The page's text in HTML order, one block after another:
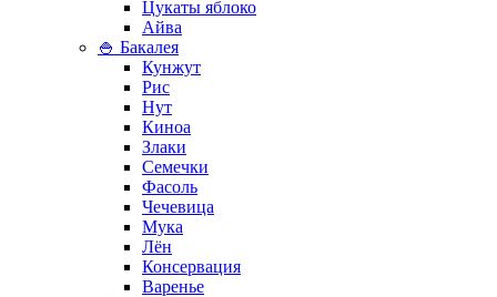
Цукаты яблоко
Айва
🍚 Бакалея
Кунжут
Рис
Нут
Киноа
Злаки
Семечки
Фасоль
Чечевица
Мука
Лён
Консервация
Варенье